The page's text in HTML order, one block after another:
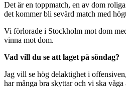
Det är en toppmatch, en av dom
det kommer bli sevärd match med
Vi förlorade i Stockholm mot dom
vinna mot dom.
Vad vill du se att laget på söndag?
Jag vill se hög delaktighet i
har många bra skyttar och vi ska våga